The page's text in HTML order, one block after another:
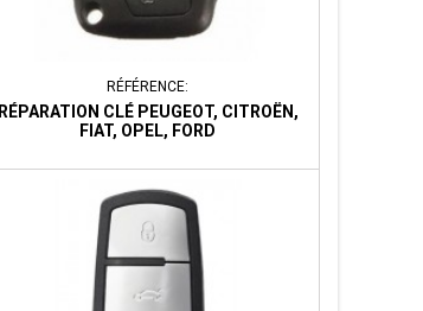
RÉFÉRENCE:
RÉPARATION CLÉ PEUGEOT, CITROËN,
FIAT, OPEL, FORD